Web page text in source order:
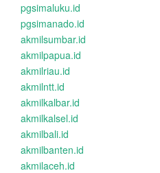
pgsimaluku.id
pgsimanado.id
akmilsumbar.id
akmilpapua.id
akmilriau.id
akmilntt.id
akmilkalbar.id
akmilkalsel.id
akmilbali.id
akmilbanten.id
akmilaceh.id